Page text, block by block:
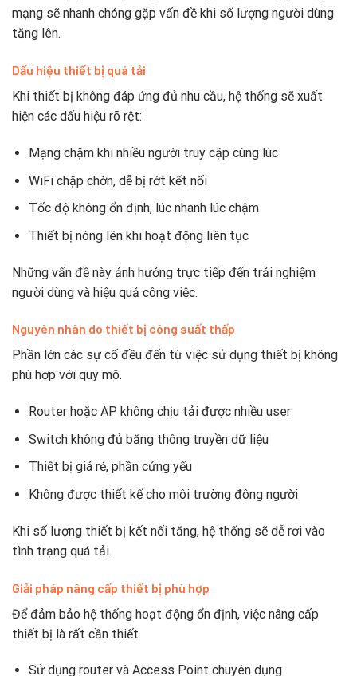
mạng sẽ nhanh chóng gặp vấn đề khi số lượng người dùng
tăng lên.
Dấu hiệu thiết bị quá tải
Khi thiết bị không đáp ứng đủ nhu cầu, hệ thống sẽ xuất
hiện các dấu hiệu rõ rệt:
Mạng chậm khi nhiều người truy cập cùng lúc
WiFi chập chờn, dễ bị rớt kết nối
Tốc độ không ổn định, lúc nhanh lúc chậm
Thiết bị nóng lên khi hoạt động liên tục
Những vấn đề này ảnh hưởng trực tiếp đến trải nghiệm
người dùng và hiệu quả công việc.
Nguyên nhân do thiết bị công suất thấp
Phần lớn các sự cố đều đến từ việc sử dụng thiết bị không
phù hợp với quy mô.
Router hoặc AP không chịu tải được nhiều user
Switch không đủ băng thông truyền dữ liệu
Thiết bị giá rẻ, phần cứng yếu
Không được thiết kế cho môi trường đông người
Khi số lượng thiết bị kết nối tăng, hệ thống sẽ dễ rơi vào
tình trạng quá tải.
Giải pháp nâng cấp thiết bị phù hợp
Để đảm bảo hệ thống hoạt động ổn định, việc nâng cấp
thiết bị là rất cần thiết.
Sử dụng router và Access Point chuyên dụng